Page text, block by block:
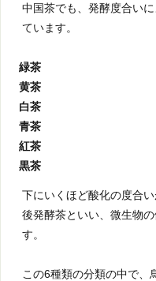
中国茶でも、発酵度合い
ています。
緑茶
黄茶
白茶
青茶
紅茶
黒茶
下にいくほど酸化の度合
後発酵茶といい、微生物
す。
この6種類の分類の中で、